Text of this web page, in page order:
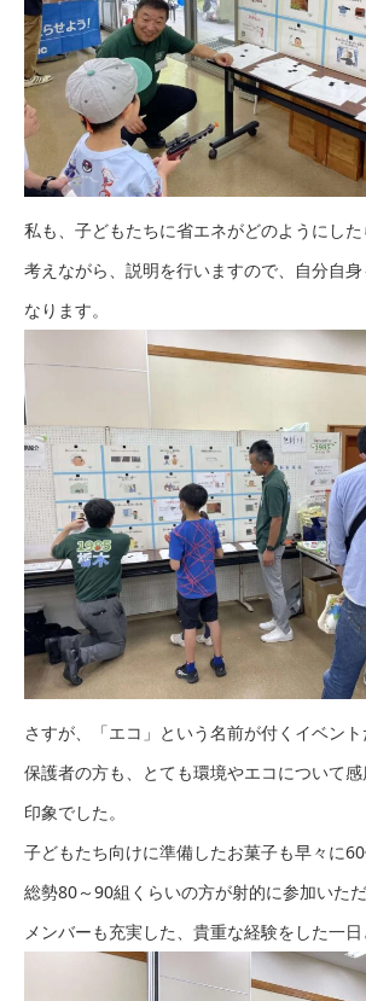
私も、子どもたちに省エネがどのようにし
考えながら、説明を行いますので、自分自
なります。
さすが、「エコ」という名前が付くイベン
保護者の方も、とても環境やエコについて
印象でした。
子どもたち向けに準備したお菓子も早々に
総勢80～90組くらいの方が射的に参加いただ
メンバーも充実した、貴重な経験をした一日